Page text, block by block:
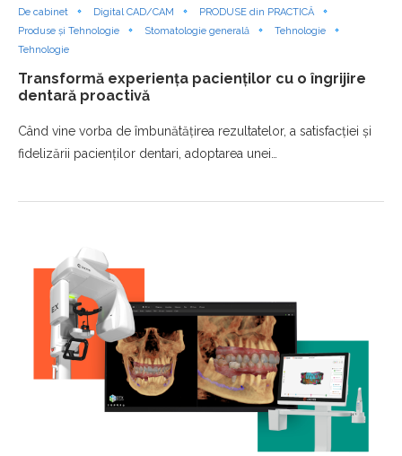
De cabinet Digital CAD/CAM
PRODUSE din PRACTICĂ
Produse și Tehnologie
Stomatologie generală
Tehnologie
Tehnologie
Transformă experiența pacienților cu o îngrijire
dentară proactivă
Când vine vorba de îmbunătățirea rezultatelor, a satisfacției și
fidelizării pacienților dentari, adoptarea unei…